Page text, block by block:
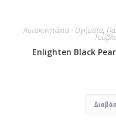
Αυτοκινητάκια - Οχήματα,
Enlighten Black